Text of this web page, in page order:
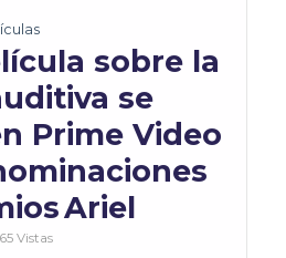
sobre la
se
Prime Video
Ariel
Vistas